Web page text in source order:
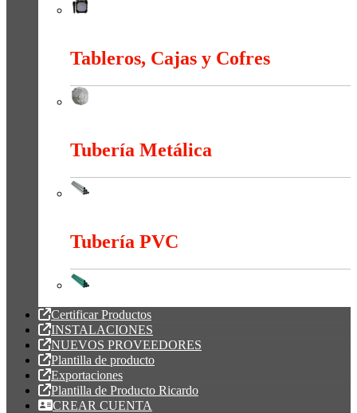
Tableros, Cajas y Cofres
Tubería Metálica
Tubería PVC
Certificar Productos
INSTALACIONES
NUEVOS PROVEEDORES
Plantilla de producto
Exportaciones
Plantilla de Producto Ricardo
CREAR CUENTA